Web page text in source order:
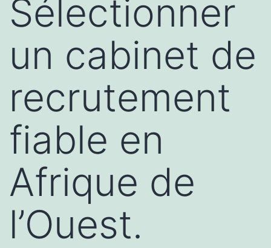
Sélectionner
un cabinet de
recrutement
fiable en
Afrique de
l’Ouest.